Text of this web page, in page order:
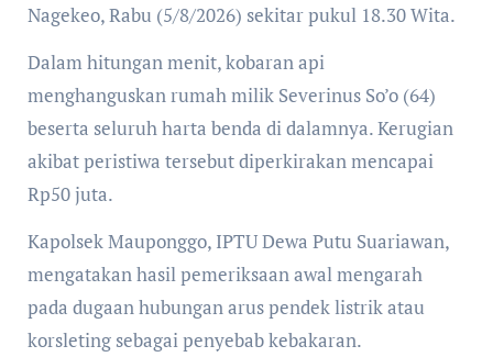
Nagekeo, Rabu (5/8/2026) sekitar pukul 18.30 Wita.
Dalam hitungan menit, kobaran api
menghanguskan rumah milik Severinus So’o (64)
beserta seluruh harta benda di dalamnya. Kerugian
akibat peristiwa tersebut diperkirakan mencapai
Rp50 juta.
Kapolsek Mauponggo, IPTU Dewa Putu Suariawan,
mengatakan hasil pemeriksaan awal mengarah
pada dugaan hubungan arus pendek listrik atau
korsleting sebagai penyebab kebakaran.